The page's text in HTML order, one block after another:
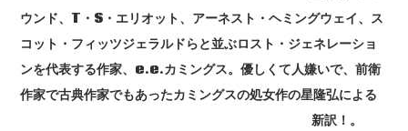
ウンド、T・S・エリオット、アーネスト・ヘミングウェイ、ス
コット・フィッツジェラルドらと並ぶロスト・ジェネレーショ
ンを代表する作家、e.e.カミングス。優しくて人嫌いで、前衛
作家で古典作家でもあったカミングスの処女作の星隆弘による
新訳！。